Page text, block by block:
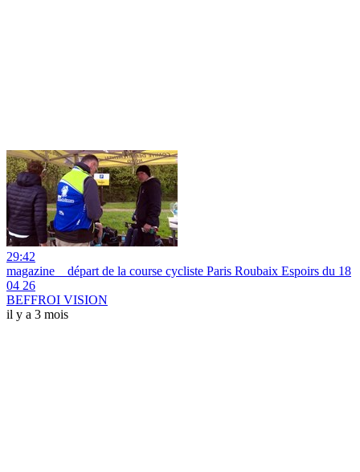
29:42
magazine _ départ de la course cycliste Paris Roubaix Espoirs du 18
04 26
BEFFROI VISION
il y a 3 mois